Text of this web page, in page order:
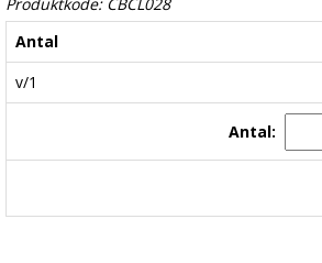
Antal
v/1
Antal: